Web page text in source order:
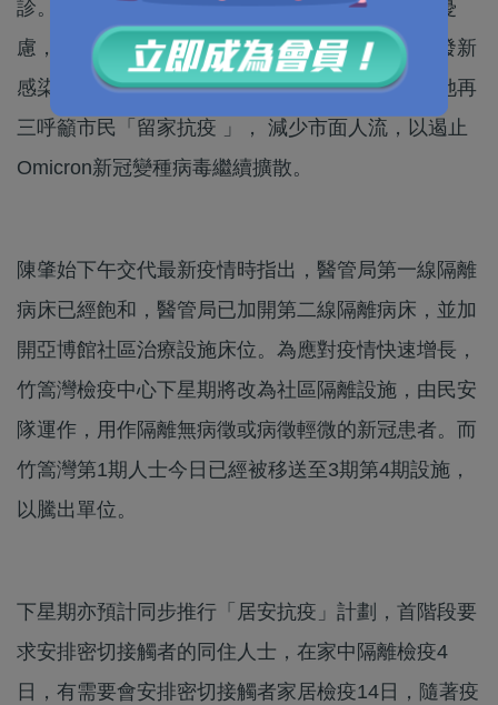
診。食物及衞生局局長陳肇始形容情況令人極度憂
慮，隨着新年假期結束，市民參加社交活動會引發新
感染群組，預計確診數字短期內會幾何級上升。她再
三呼籲市民「留家抗疫 」， 減少市面人流，以遏止
Omicron新冠變種病毒繼續擴散。
陳肇始下午交代最新疫情時指出，醫管局第一線隔離
病床已經飽和，醫管局已加開第二線隔離病床，並加
開亞博館社區治療設施床位。為應對疫情快速增長，
竹篙灣檢疫中心下星期將改為社區隔離設施，由民安
隊運作，用作隔離無病徵或病徵輕微的新冠患者。而
竹篙灣第1期人士今日已經被移送至3期第4期設施，
以騰出單位。
下星期亦預計同步推行「居安抗疫」計劃，首階段要
求安排密切接觸者的同住人士，在家中隔離檢疫4
日，有需要會安排密切接觸者家居檢疫14日，隨著疫